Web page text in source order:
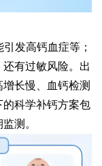
引发高钙血症等；
有过敏风险。出
长慢、血钙检测
科学补钙方案包
测。